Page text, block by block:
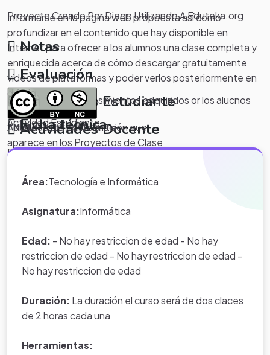
Informarse en la página web propuesta así como
profundizar en el contenido que hay disponible en
Internet para ofrecer a los alumnos una clase completa y
enriquecida acerca de cómo descargar gratuitamente
vídeos de plataformas y poder verlos posteriormente en
diferido.
Actividad Estudiante
Descargar Snaptube para PC, Android o IOS y poner en
proyecto para bajar contenido gratuito.
Actividades Docente
Actividad del docente
Actividades Estudiante
Actividad del estudiante
Evaluación
Se evaluara los conosimientos adquiridos or los alucnos
Notas
Proyecto Creado Por Diego Utilizando A Eduteka.org
*Nota:toda la información que
aparece en los Proyectos de Clase
y WebQuest del portal educativo
Eduteka es creada por los usuarios
del portal.
Ficha técnica
Área:Tecnología e Informática
Asignatura:Informática
Edad: - No hay restriccion de edad - No hay
restriccion de edad - No hay restriccion de edad -
No hay restriccion de edad
Duración: La duración el curso será de dos claces
de 2 horas cada una
Herramientas: